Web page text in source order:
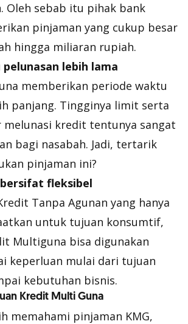
Oleh sebab itu pihak bank
pinjaman yang cukup besar
hingga miliaran rupiah.
lebih lama
memberikan periode waktu
panjang. Tingginya limit serta
melunasi kredit tentunya sangat
bagi nasabah. Jadi, tertarik
pinjaman ini?
fleksibel
Tanpa Agunan yang hanya
untuk tujuan konsumtif,
Multiguna bisa digunakan
keperluan mulai dari tujuan
kebutuhan bisnis.
Kredit Multi Guna
memahami pinjaman KMG,